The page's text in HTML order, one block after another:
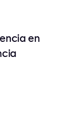
en